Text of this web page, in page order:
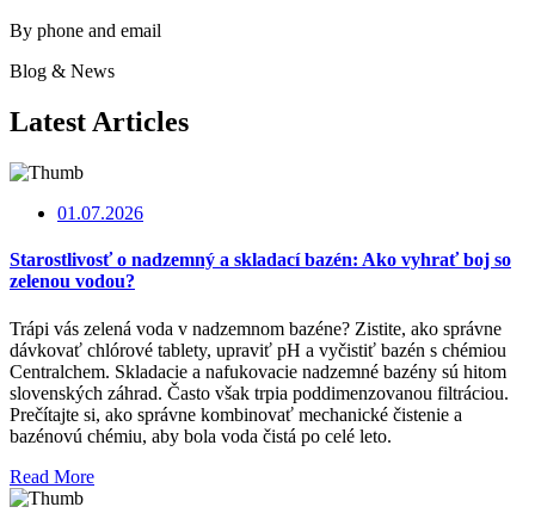
By phone and email
Blog & News
Latest Articles
01.07.2026
Starostlivosť o nadzemný a skladací bazén: Ako vyhrať boj so
zelenou vodou?
Trápi vás zelená voda v nadzemnom bazéne? Zistite, ako správne
dávkovať chlórové tablety, upraviť pH a vyčistiť bazén s chémiou
Centralchem. Skladacie a nafukovacie nadzemné bazény sú hitom
slovenských záhrad. Často však trpia poddimenzovanou filtráciou.
Prečítajte si, ako správne kombinovať mechanické čistenie a
bazénovú chémiu, aby bola voda čistá po celé leto.
Read More